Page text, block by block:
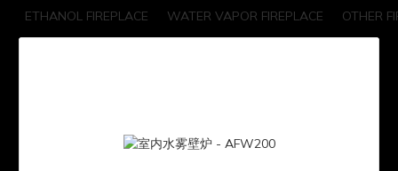
OTHER
WATER VAPOR FIREPLACE
ETHANOL FIREPLACE